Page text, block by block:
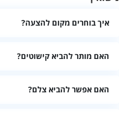
איך בוחרים מקום להצעה?
האם מותר להביא קישוטים?
האם אפשר להביא צלם?